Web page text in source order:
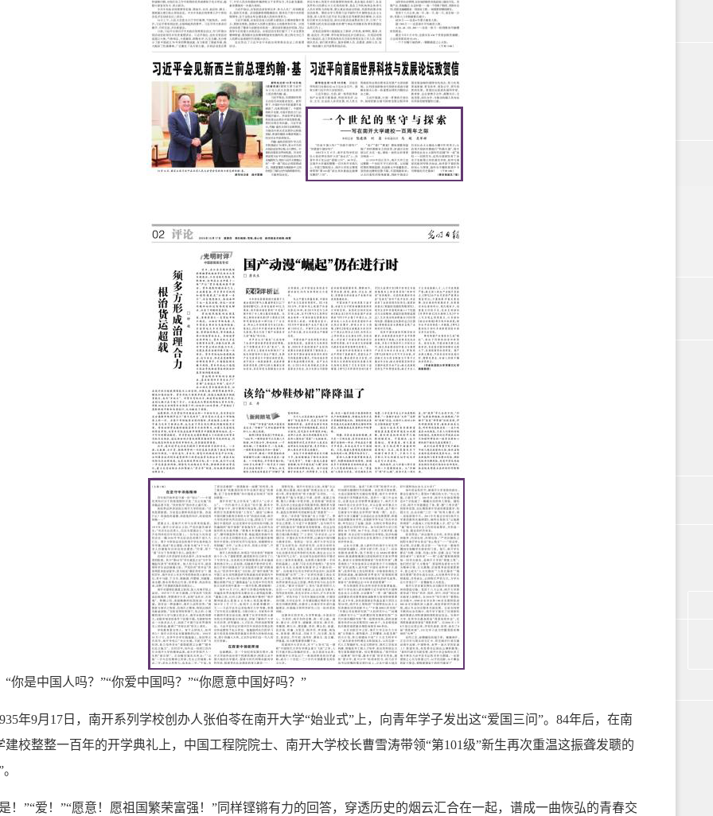
中国人吗？”“你爱中国吗？”“你愿意中国好吗？”
年9月17日，南开系列学校创办人张伯苓在南开大学“始业式”上，向青年学子发出这“爱国三问”。84年后，在南
建校整整一百年的开学典礼上，中国工程院院士、南开大学校长曹雪涛带领“第101级”新生再次重温这振聋发聩的
”“爱！”“愿意！愿祖国繁荣富强！”同样铿锵有力的回答，穿透历史的烟云汇合在一起，谱成一曲恢弘的青春交